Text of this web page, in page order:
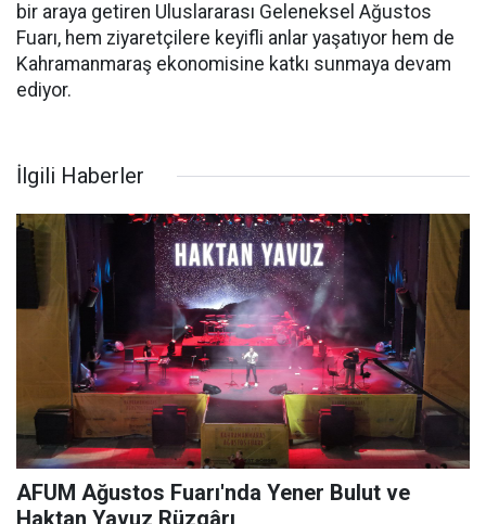
bir araya getiren Uluslararası Geleneksel Ağustos
Fuarı, hem ziyaretçilere keyifli anlar yaşatıyor hem de
Kahramanmaraş ekonomisine katkı sunmaya devam
ediyor.
İlgili Haberler
AFUM Ağustos Fuarı'nda Yener Bulut ve